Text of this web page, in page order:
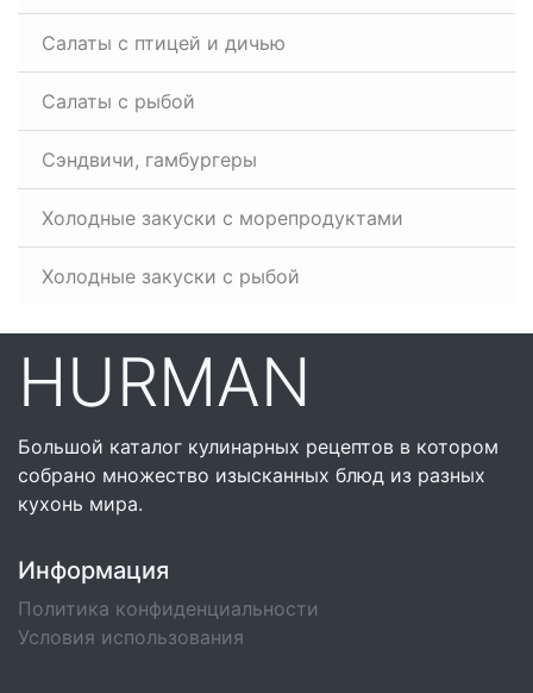
Салаты с птицей и дичью
Салаты с рыбой
Сэндвичи, гамбургеры
Холодные закуски с морепродуктами
Холодные закуски с рыбой
HURMAN
Большой каталог кулинарных рецептов в котором
собрано множество изысканных блюд из разных
кухонь мира.
Информация
Политика конфиденциальности
Условия использования